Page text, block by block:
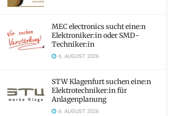
MEC electronics sucht eine:n
Elektroniker:in oder SMD-
Techniker:in
6. AUGUST 2026
STW Klagenfurt suchen eine:n
Elektrotechniker:in für
Anlagenplanung
6. AUGUST 2026